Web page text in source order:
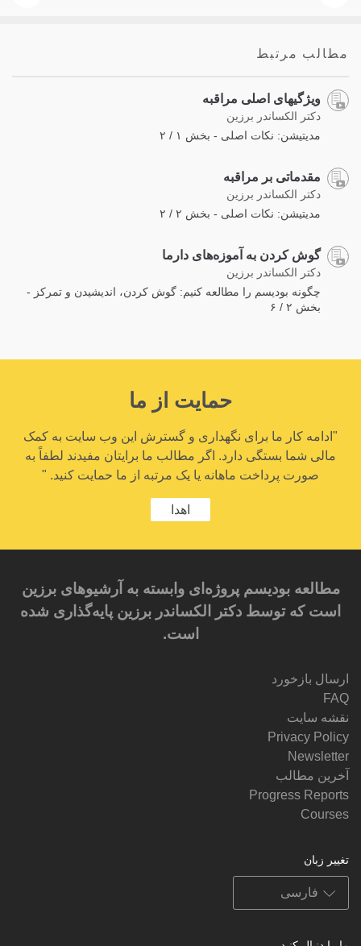
مطالب مرتبط
ویژگیهای اصلی مراقبه
دکتر الکساندر برزین
مدیتیشن: نکات اصلی - بخش ۱ / ۲
مقدماتی بر مراقبه
دکتر الکساندر برزین
مدیتیشن: نکات اصلی - بخش ۲ / ۲
گوش کردن به آموزه‌های دارما
دکتر الکساندر برزین
چگونه بودیسم را مطالعه کنیم: گوش کردن، اندیشیدن و تمرکز -
بخش ۲ / ۶
حمایت از ما
"ادامه کار ما برای نگهداری و گسترش این وب سایت به کمک
مالی شما بستگی دارد. اگر مطالب ما برایتان مفیدند لطفاً به
صورت پرداخت ماهانه یا یک مرتبه از ما حمایت کنید. "
اهدا
مطالعه بودیسم پروژه‌ای وابسته به آرشیوهای برزین
است که توسط دکتر الکساندر برزین پایه‌گذاری شده
است.
ارسال بازخورد
FAQ
نقشه سایت
Privacy Policy
Newsletter
آخرین مطالب
Progress Reports
Courses
تغییر زبان